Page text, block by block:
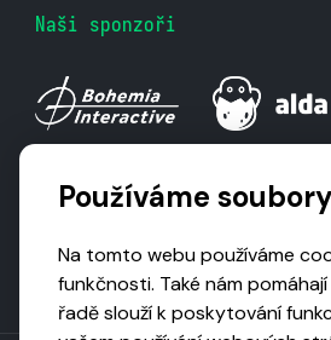
Naši sponzoři
Používáme
Na tomto webu používáme
funkčnosti. Také nám
řadě slouží k poskytování